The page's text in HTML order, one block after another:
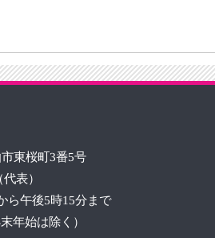
東桜町3番5号
表）
ら午後5時15分まで
年始は除く）